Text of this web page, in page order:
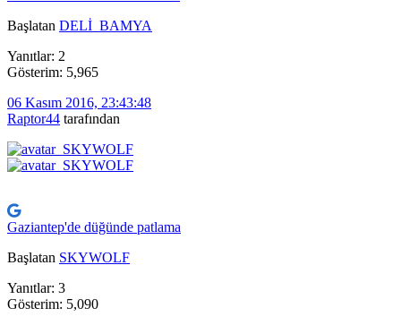
Başlatan DELİ_BAMYA
Yanıtlar: 2
Gösterim: 5,965
06 Kasım 2016, 23:43:48
Raptor44 tarafından
Gaziantep'de düğünde patlama
Başlatan SKYWOLF
Yanıtlar: 3
Gösterim: 5,090